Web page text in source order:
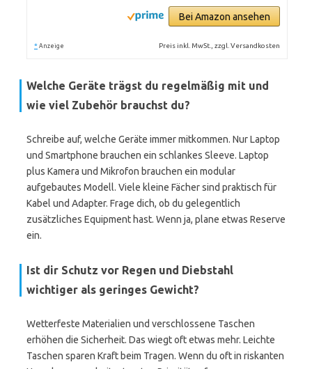
Bei Amazon ansehen
* Anzeige Preis inkl. MwSt., zzgl. Versandkosten
Welche Geräte trägst du regelmäßig mit und
wie viel Zubehör brauchst du?
Schreibe auf, welche Geräte immer mitkommen. Nur Laptop
und Smartphone brauchen ein schlankes Sleeve. Laptop
plus Kamera und Mikrofon brauchen ein modular
aufgebautes Modell. Viele kleine Fächer sind praktisch für
Kabel und Adapter. Frage dich, ob du gelegentlich
zusätzliches Equipment hast. Wenn ja, plane etwas Reserve
ein.
Ist dir Schutz vor Regen und Diebstahl
wichtiger als geringes Gewicht?
Wetterfeste Materialien und verschlossene Taschen
erhöhen die Sicherheit. Das wiegt oft etwas mehr. Leichte
Taschen sparen Kraft beim Tragen. Wenn du oft in riskanten